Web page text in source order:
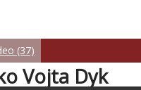
(37)
Vojta Dyk